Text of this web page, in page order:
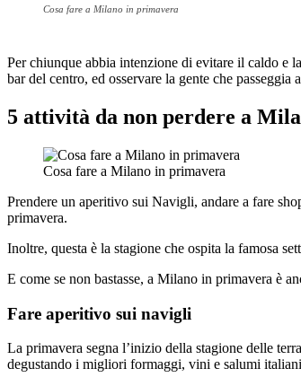
Cosa fare a Milano in primavera
Per chiunque abbia intenzione di evitare il caldo e
bar del centro, ed osservare la gente che
5 attività da non perdere a
Cosa fare a Milano in primavera
Prendere un aperitivo sui Navigli, andare a fare
primavera.
Inoltre, questa è la stagione che ospita la famosa
E come se non bastasse, a Milano in primavera è
Fare aperitivo sui navigli
La primavera segna l’inizio della stagione delle
degustando i migliori formaggi, vini e salumi